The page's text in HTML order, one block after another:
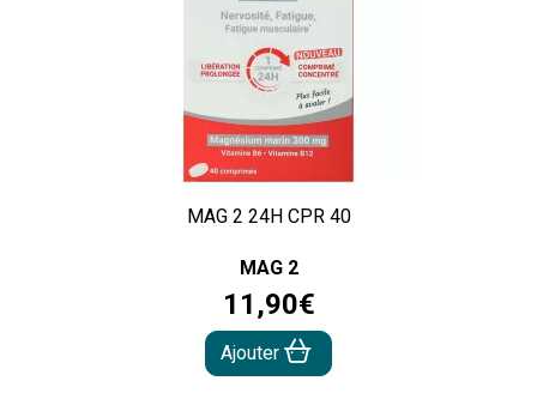
MAG 2 24H CPR 40
MAG 2
11 ,90€
Ajouter